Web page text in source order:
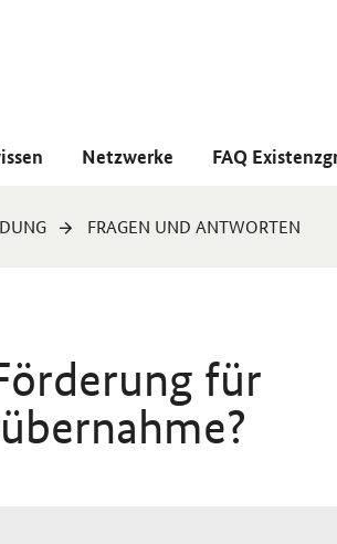
Netzwerke FAQ
FRAGEN UND ANTWORTEN
für